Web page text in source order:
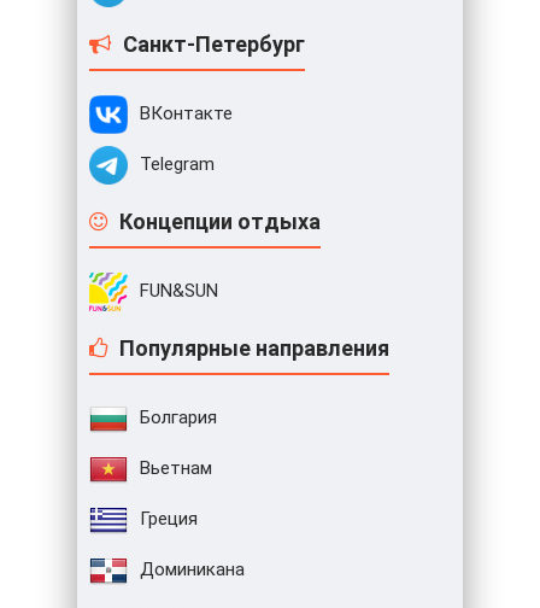
Санкт-Петербург
ВКонтакте
Telegram
Концепции отдыха
FUN&SUN
Популярные направления
Болгария
Вьетнам
Греция
Доминикана